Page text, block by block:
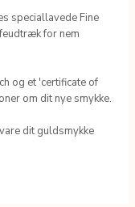
speciallavede Fine
for nem
og et 'certificate of
om dit nye smykke.
dit guldsmykke